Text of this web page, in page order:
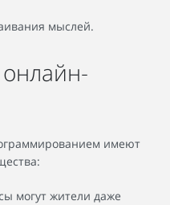
мыслей.
имеют
могут жители даже